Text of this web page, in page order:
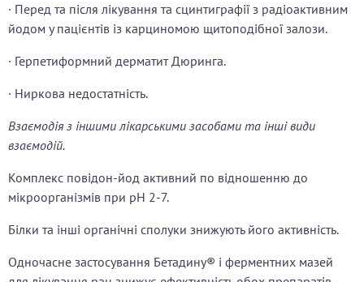
· Перед та після лікування та сцинтиграфії з радіоактивним
йодом у пацієнтів із карциномою щитоподібної залози.
· Герпетиформний дерматит Дюринга.
· Ниркова недостатність.
Взаємодія з іншими лікарськими засобами та інші види
взаємодій.
Комплекс повідон-йод активний по відношенню до
мікроорганізмів при рН 2-7.
Білки та інші органічні сполуки знижують його активність.
Одночасне застосування Бетадину® і ферментних мазей